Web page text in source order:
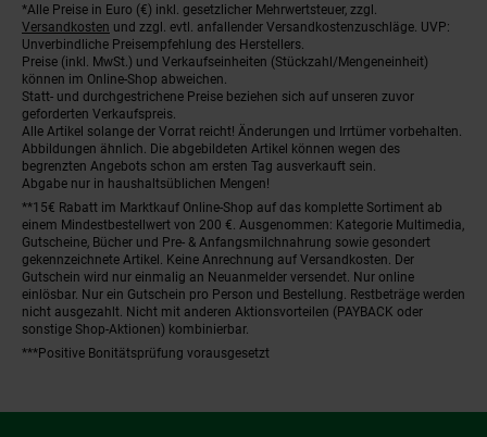
Fußnoten
*Alle Preise in Euro (€) inkl. gesetzlicher Mehrwertsteuer, zzgl.
Versandkosten und zzgl. evtl. anfallender Versandkostenzuschläge. UVP:
Unverbindliche Preisempfehlung des Herstellers.
Preise (inkl. MwSt.) und Verkaufseinheiten (Stückzahl/Mengeneinheit)
können im Online-Shop abweichen.
Statt- und durchgestrichene Preise beziehen sich auf unseren zuvor
geforderten Verkaufspreis.
Alle Artikel solange der Vorrat reicht! Änderungen und Irrtümer vorbehalten.
Abbildungen ähnlich. Die abgebildeten Artikel können wegen des
begrenzten Angebots schon am ersten Tag ausverkauft sein.
Abgabe nur in haushaltsüblichen Mengen!
**15€ Rabatt im Marktkauf Online-Shop auf das komplette Sortiment ab
einem Mindestbestellwert von 200 €. Ausgenommen: Kategorie Multimedia,
Gutscheine, Bücher und Pre- & Anfangsmilchnahrung sowie gesondert
gekennzeichnete Artikel. Keine Anrechnung auf Versandkosten. Der
Gutschein wird nur einmalig an Neuanmelder versendet. Nur online
einlösbar. Nur ein Gutschein pro Person und Bestellung. Restbeträge werden
nicht ausgezahlt. Nicht mit anderen Aktionsvorteilen (PAYBACK oder
sonstige Shop-Aktionen) kombinierbar.
***Positive Bonitätsprüfung vorausgesetzt